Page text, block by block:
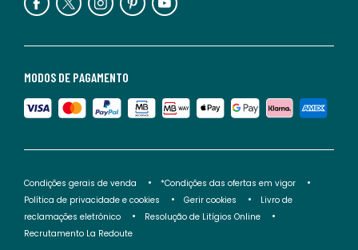
MODOS DE PAGAMENTO
Condições gerais de venda
*Condições das ofertas em vigor
Política de privacidade e cookies
Gerir cookies
Livro de
reclamações eletrónico
Resolução de Litígios Online
Recrutamento La Redoute